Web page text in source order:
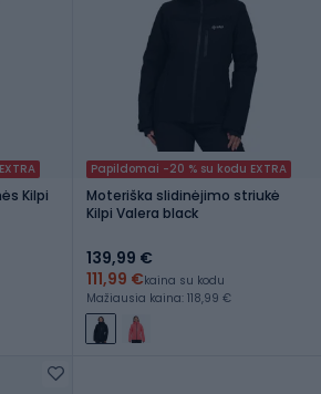
Kilpi
Papildomai -20 % su kodu EXTRA
Moteriška slidinėjimo striukė
Kilpi Valera black
139,99 €
111,99 €kaina su kodu
Mažiausia kaina: 118,99 €